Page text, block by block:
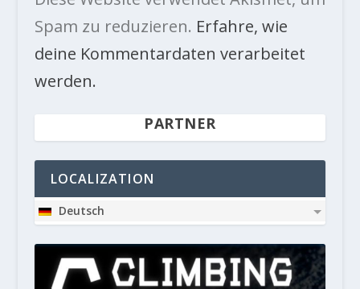
Spam zu reduzieren. Erfahre, wie
deine Kommentardaten verarbeitet
werden.
PARTNER
LOCALIZATION
Deutsch